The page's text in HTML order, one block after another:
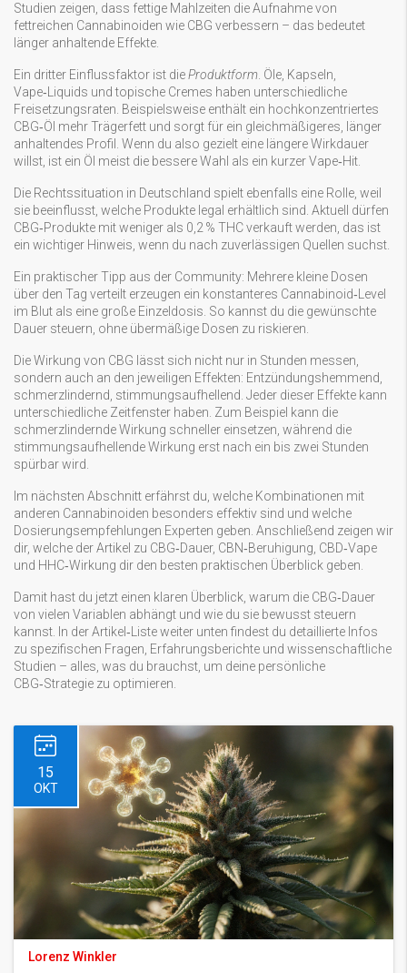
Studien zeigen, dass fettige Mahlzeiten die Aufnahme von
fettreichen Cannabinoiden wie CBG verbessern – das bedeutet
länger anhaltende Effekte.
Ein dritter Einflussfaktor ist dieProduktform . Öle, Kapseln,
Vape‑Liquids und topische Cremes haben unterschiedliche
Freisetzungsraten. Beispielsweise enthält ein hochkonzentriertes
CBG‑Öl mehr Trägerfett und sorgt für ein gleichmäßigeres, länger
anhaltendes Profil. Wenn du also gezielt eine längere Wirkdauer
willst, ist ein Öl meist die bessere Wahl als ein kurzer Vape‑Hit.
Die Rechtssituation in Deutschland spielt ebenfalls eine Rolle, weil
sie beeinflusst, welche Produkte legal erhältlich sind. Aktuell dürfen
CBG‑Produkte mit weniger als 0,2 % THC verkauft werden, das ist
ein wichtiger Hinweis, wenn du nach zuverlässigen Quellen suchst.
Ein praktischer Tipp aus der Community: Mehrere kleine Dosen
über den Tag verteilt erzeugen ein konstanteres Cannabinoid‑Level
im Blut als eine große Einzeldosis. So kannst du die gewünschte
Dauer steuern, ohne übermäßige Dosen zu riskieren.
Die Wirkung von CBG lässt sich nicht nur in Stunden messen,
sondern auch an den jeweiligen Effekten: Entzündungshemmend,
schmerzlindernd, stimmungsaufhellend. Jeder dieser Effekte kann
unterschiedliche Zeitfenster haben. Zum Beispiel kann die
schmerzlindernde Wirkung schneller einsetzen, während die
stimmungsaufhellende Wirkung erst nach ein bis zwei Stunden
spürbar wird.
Im nächsten Abschnitt erfährst du, welche Kombinationen mit
anderen Cannabinoiden besonders effektiv sind und welche
Dosierungsempfehlungen Experten geben. Anschließend zeigen wir
dir, welche der Artikel zu CBG‑Dauer, CBN‑Beruhigung, CBD‑Vape
und HHC‑Wirkung dir den besten praktischen Überblick geben.
Damit hast du jetzt einen klaren Überblick, warum die CBG‑Dauer
von vielen Variablen abhängt und wie du sie bewusst steuern
kannst. In der Artikel‑Liste weiter unten findest du detaillierte Infos
zu spezifischen Fragen, Erfahrungsberichte und wissenschaftliche
Studien – alles, was du brauchst, um deine persönliche
CBG‑Strategie zu optimieren.
15
OKT
Lorenz Winkler